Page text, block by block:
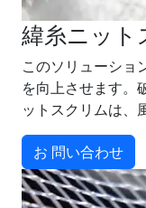
緯糸ニット
このソリューショ
を向上させます。
ットスクリムは、
お 問い合わせ